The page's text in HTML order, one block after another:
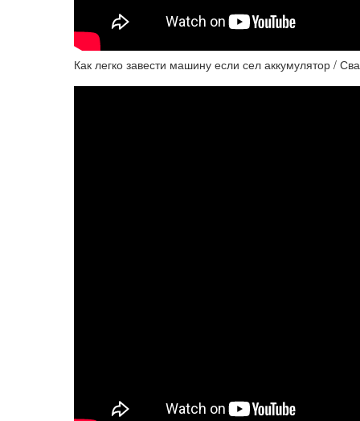
Как легко завести машину если сел аккумулятор /